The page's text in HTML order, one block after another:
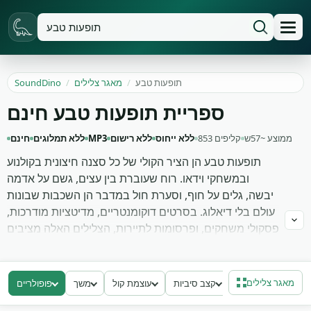
SoundDino / מאגר צלילים / תופעות טבע
ספריית תופעות טבע חינם
חינם ללא תמלוגים MP3 ללא רישום ללא ייחוס 853 קליפים ממוצע ~57ש
תופעות טבע הן הציר הקולי של כל סצנה חיצונית בקולנוע
ובמשחקי וידאו. רוח שעוברת בין עצים, גשם על אדמה
יבשה, גלים על חוף, וסערת חול במדבר הן השכבות שבונות
עולם בלי דיאלוג. בסרטים דוקומנטריים, מדיטציות מודרכות,
פסקולי משחקים, ופרסומות לתיירות, הצלילים האלה מציבים
משתמש בהם כדי לתת לפרויקט אווירה אמיתית של עולם
פתוח ונרחב.
הספרייה כוללת 853 הקלטות שדה: רעמים רחוקים, רוחות
פופולריים משך עוצמת קול קצב סיביות מאגר צלילים